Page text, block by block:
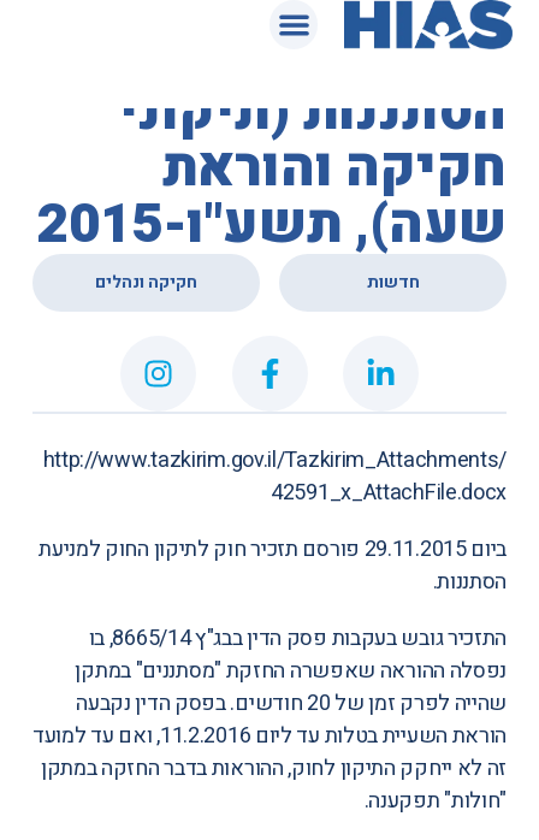
המאגר המשפטי
תזכיר חוק למניעת
הסתננות (תיקוני
חקיקה והוראת
שעה), תשע"ו-2015
חדשות חקיקה ונהלים
http://www.tazkirim.gov.il/Tazkirim_Attachments/
42591_x_AttachFile.docx
ביום 29.11.2015 פורסם תזכיר חוק לתיקון החוק למניעת
הסתננות.
התזכיר גובש בעקבות פסק הדין בבג"ץ 8665/14, בו
נפסלה ההוראה שאפשרה החזקת "מסתננים" במתקן
שהייה לפרק זמן של 20 חודשים. בפסק הדין נקבעה
הוראת השעיית בטלות עד ליום 11.2.2016, ואם עד למועד
זה לא ייחקק התיקון לחוק, ההוראות בדבר החזקה במתקן
"חולות" תפקענה.